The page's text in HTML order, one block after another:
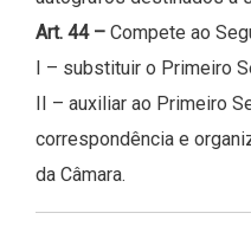
Art. 44 – Compete ao
I – substituir o Primeiro
II – auxiliar ao Primeiro
correspondência e
da Câmara.